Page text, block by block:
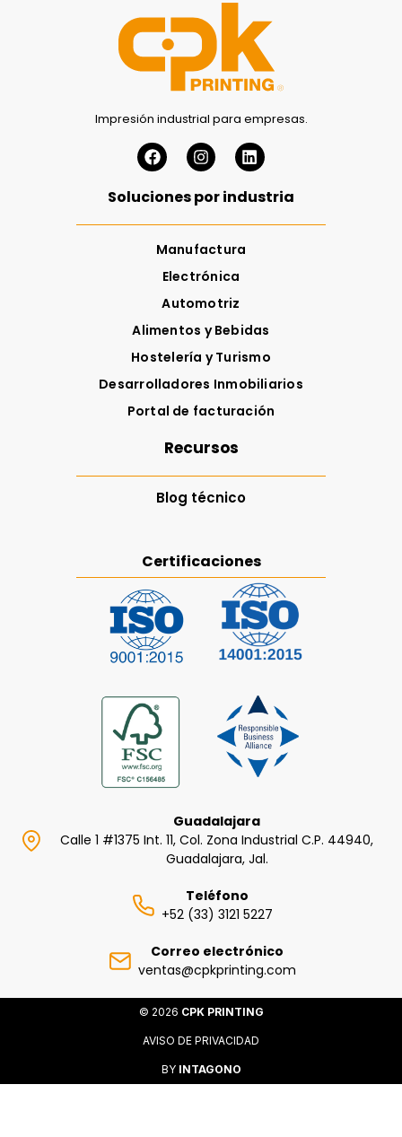
Impresión industrial para empresas.
Soluciones por industria
Manufactura
Electrónica
Automotriz
Alimentos y Bebidas
Hostelería y Turismo
Desarrolladores Inmobiliarios
Portal de facturación
Recursos
Blog técnico
Certificaciones
Guadalajara
Calle 1 #1375 Int. 11, Col. Zona Industrial C.P. 44940,
Guadalajara, Jal.
Teléfono
+52 (33) 3121 5227
Correo electrónico
ventas@cpkprinting.com
© 2026 CPK PRINTING
AVISO DE PRIVACIDAD
BY INTAGONO